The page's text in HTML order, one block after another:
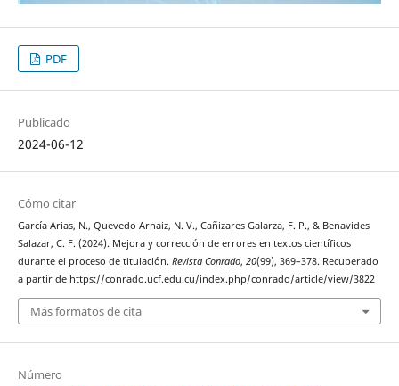
PDF
Publicado
2024-06-12
Cómo citar
García Arias, N., Quevedo Arnaiz, N. V., Cañizares Galarza, F. P., & Benavides
Salazar, C. F. (2024). Mejora y corrección de errores en textos científicos
durante el proceso de titulación. Revista Conrado, 20(99), 369–378. Recuperado
a partir de https://conrado.ucf.edu.cu/index.php/conrado/article/view/3822
Más formatos de cita
Número